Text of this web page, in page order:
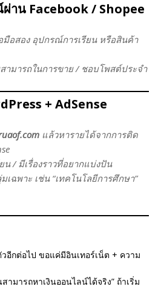
าน Facebook / Shopee
อสอง อุปกรณ์การเรียน หรือสินค้า
ามารถในการขาย / ชอบโพสต์ประจำ
+ AdSense
แล้วหารายได้จากการติด
น / มีเรื่องราวที่อยากแบ่งปัน
เฉพาะ เช่น “เทคโนโลยีการศึกษา”
วอีกต่อไป ขอแค่มีอินเทอร์เน็ต + ความ
มารถหาเงินออนไลน์ได้จริง” ถ้าเริ่ม